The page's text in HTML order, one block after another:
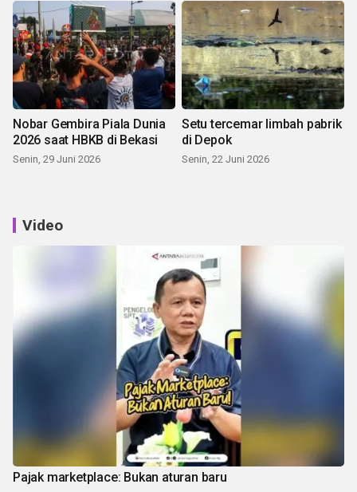
Nobar Gembira Piala Dunia
2026 saat HBKB di Bekasi
Senin, 29 Juni 2026
Setu tercemar limbah pabrik
di Depok
Senin, 22 Juni 2026
Video
Pajak marketplace: Bukan aturan baru